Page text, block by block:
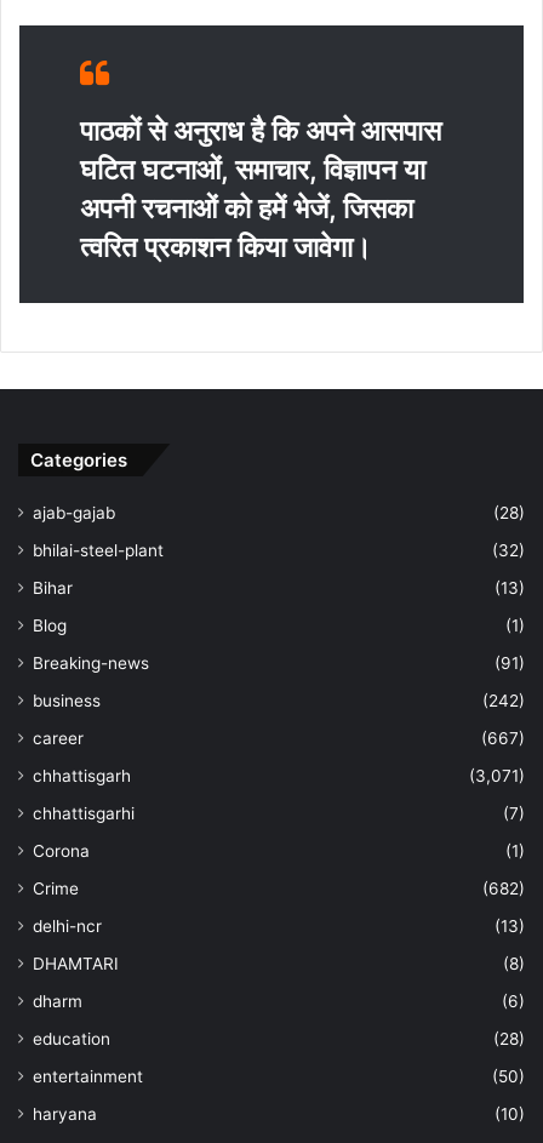
पाठकों से अनुराध है कि अपने आसपास
घटित घटनाओं, समाचार, विज्ञापन या
अपनी रचनाओं को हमें भेजें, जिसका
त्‍वरित प्रकाशन किया जावेगा।
Categories
ajab-gajab
(28)
bhilai-steel-plant
(32)
Bihar
(13)
Blog
(1)
Breaking-news
(91)
business
(242)
career
(667)
chhattisgarh
(3,071)
chhattisgarhi
(7)
Corona
(1)
Crime
(682)
delhi-ncr
(13)
DHAMTARI
(8)
dharm
(6)
education
(28)
entertainment
(50)
haryana
(10)